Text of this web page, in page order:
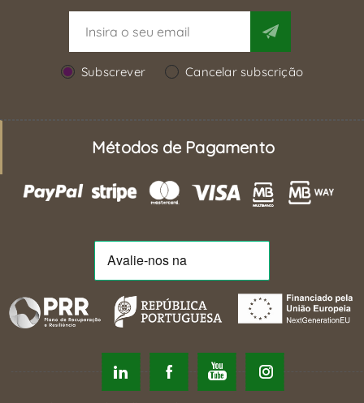
Subscrever Cancelar subscrição
Métodos de Pagamento